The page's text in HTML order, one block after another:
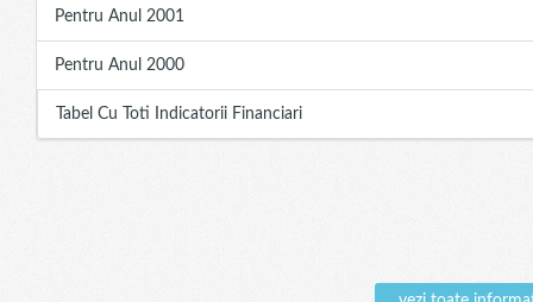
Pentru Anul 2001
Pentru Anul 2000
Tabel Cu Toti Indicatorii Financiari